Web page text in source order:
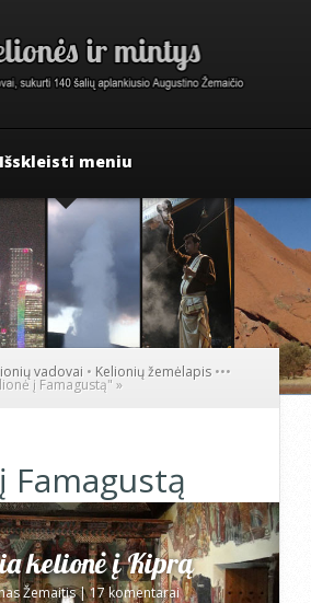
Išskleisti meniu
vadovai • Kelionių žemėlapis •••
į Famagustą" »
Famagustą
kelionė į Kiprą
Žemaitis|17 komentarai